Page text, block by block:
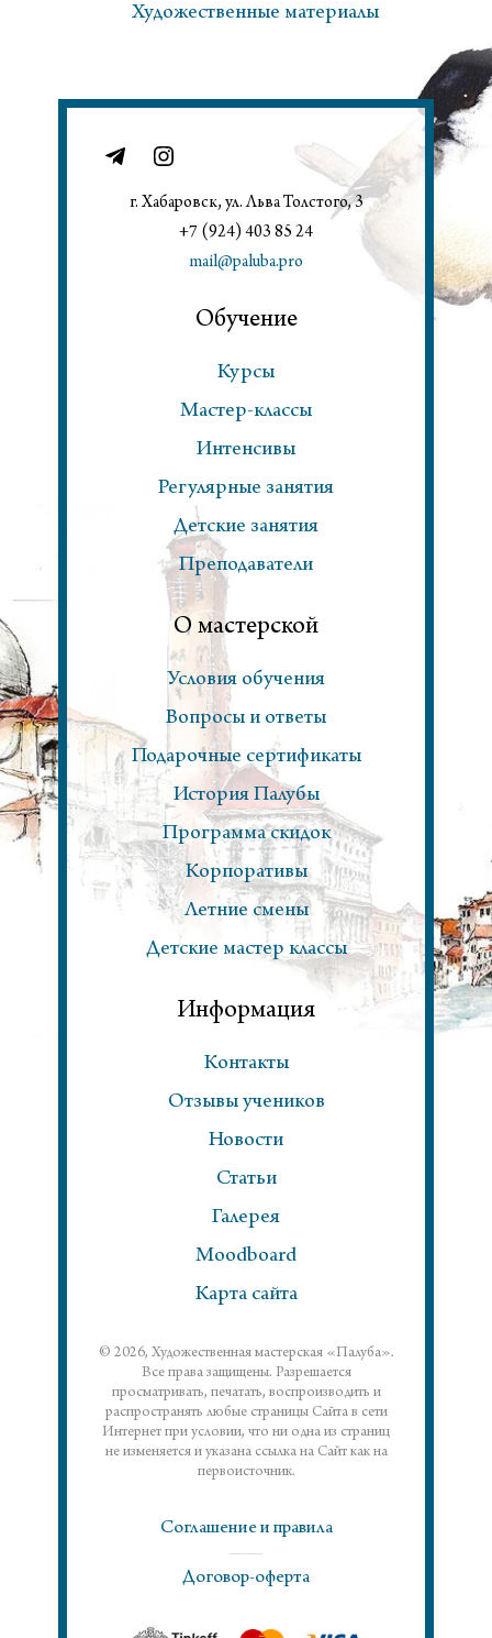
Художественные материалы
г. Хабаровск, ул. Льва Толстого, 3
+7 (924) 403 85 24
mail@paluba.pro
Обучение
Курсы
Мастер-классы
Интенсивы
Регулярные занятия
Детские занятия
Преподаватели
О мастерской
Условия обучения
Вопросы и ответы
Подарочные сертификаты
История Палубы
Программа скидок
Корпоративы
Летние смены
Детские мастер классы
Информация
Контакты
Отзывы учеников
Новости
Статьи
Галерея
Moodboard
Карта сайта
© 2026, Художественная мастерская «Палуба».
Все права защищены. Разрешается
просматривать, печатать, воспроизводить и
распространять любые страницы Сайта в сети
Интернет при условии, что ни одна из страниц
не изменяется и указана ссылка на Сайт как на
первоисточник.
Соглашение и правила
Договор-оферта